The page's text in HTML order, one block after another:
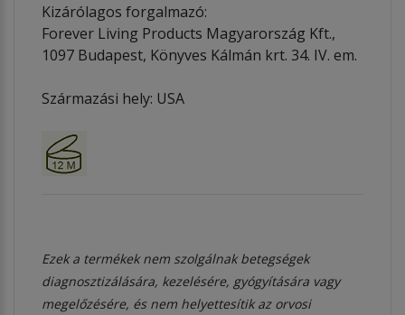
Kizárólagos forgalmazó:
Forever Living Products Magyarország Kft.,
1097 Budapest, Könyves Kálmán krt. 34. IV. em.
Származási hely: USA
Ezek a termékek nem szolgálnak betegségek
diagnosztizálására, kezelésére, gyógyítására vagy
megelőzésére, és nem helyettesítik az orvosi